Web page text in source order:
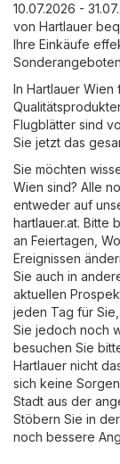
10.07.2026 -
von Hartlauer
Ihre Einkäufe
In Hartlauer Wien
Flugblätter sind
Sie jetzt das
Sie möchten
Wien sind? Alle
entweder auf
hartlauer.at. Bitte
an Feiertagen,
Ereignissen
Sie auch in
aktuellen
jeden Tag für
Sie jedoch noch
besuchen Sie
Hartlauer nicht
sich keine
Stadt aus der
Stöbern Sie in
noch bessere